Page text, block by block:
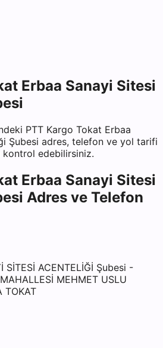
Erbaa Sanayi Sitesi
PTT Kargo Tokat Erbaa
Şubesi adres, telefon ve yol tarifi
edebilirsiniz.
Erbaa Sanayi Sitesi
Adres ve Telefon
SİTESİ ACENTELİĞİ Şubesi -
MEHMET USLU
TOKAT